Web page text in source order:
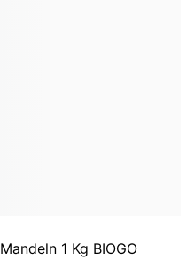
Mandeln 1 Kg BIOGO